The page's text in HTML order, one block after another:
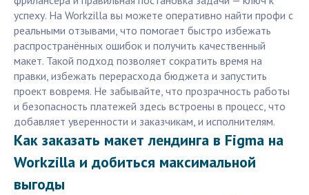
успеху. На Workzilla вы можете оперативно найти профи с
реальными отзывами, что помогает быстро избежать
распространённых ошибок и получить качественный
макет. Такой подход позволяет сократить время на
правки, избежать перерасхода бюджета и запустить
проект вовремя. Не забывайте, что прозрачность работы
и безопасность платежей здесь встроены в процесс, что
добавляет уверенности и заказчикам, и исполнителям.
Как заказать макет лендинга в Figma на
Workzilla и добиться максимальной
выгоды